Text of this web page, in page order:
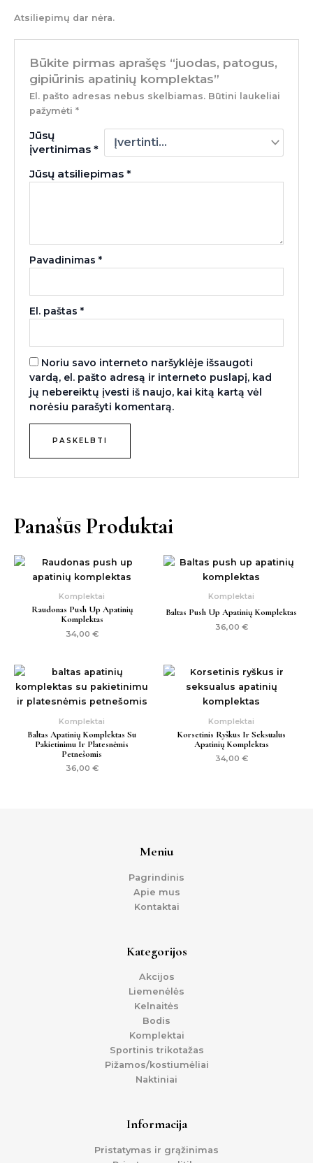
Atsiliepimų dar nėra.
Būkite pirmas aprašęs “juodas, patogus,
gipiūrinis apatinių komplektas”
El. pašto adresas nebus skelbiamas. Būtini laukeliai
pažymėti*
Jūsų
įvertinimas*
Jūsų atsiliepimas*
Pavadinimas*
El. paštas*
Noriu savo interneto naršyklėje išsaugoti
vardą, el. pašto adresą ir interneto puslapį, kad
jų nebereiktų įvesti iš naujo, kai kitą kartą vėl
norėsiu parašyti komentarą.
Panašūs Produktai
Komplektai
Raudonas Push Up Apatinių
Komplektas
34,00 €
Komplektai
Baltas Push Up Apatinių Komplektas
36,00 €
Komplektai
Baltas Apatinių Komplektas Su
Pakietinimu Ir Platesnėmis
Petnešomis
36,00 €
Komplektai
Korsetinis Ryškus Ir Seksualus
Apatinių Komplektas
34,00 €
Meniu
Pagrindinis
Apie mus
Kontaktai
Kategorijos
Akcijos
Liemenėlės
Kelnaitės
Bodis
Komplektai
Sportinis trikotažas
Pižamos/kostiumėliai
Naktiniai
Informacija
Pristatymas ir grąžinimas